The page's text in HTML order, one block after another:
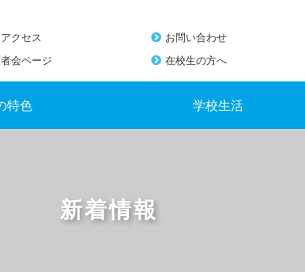
クセス お問い合わせ
会ページ
在校生の方へ
特色 学校生活
新着情報